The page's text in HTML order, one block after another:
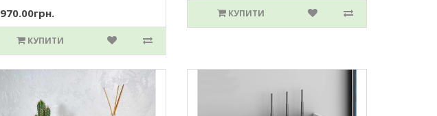
970.00грн.
КУПИТИ
КУПИТИ